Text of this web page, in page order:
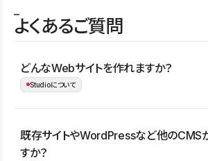
よくあるご質問
どんなWebサイトを作れますか？
Studioについて
コーポレートサイト、サービスサイト、LP、
グ・メディア、イベントサイト、店舗・商品
既存サイトやWordPressなど他のCMS
すか？